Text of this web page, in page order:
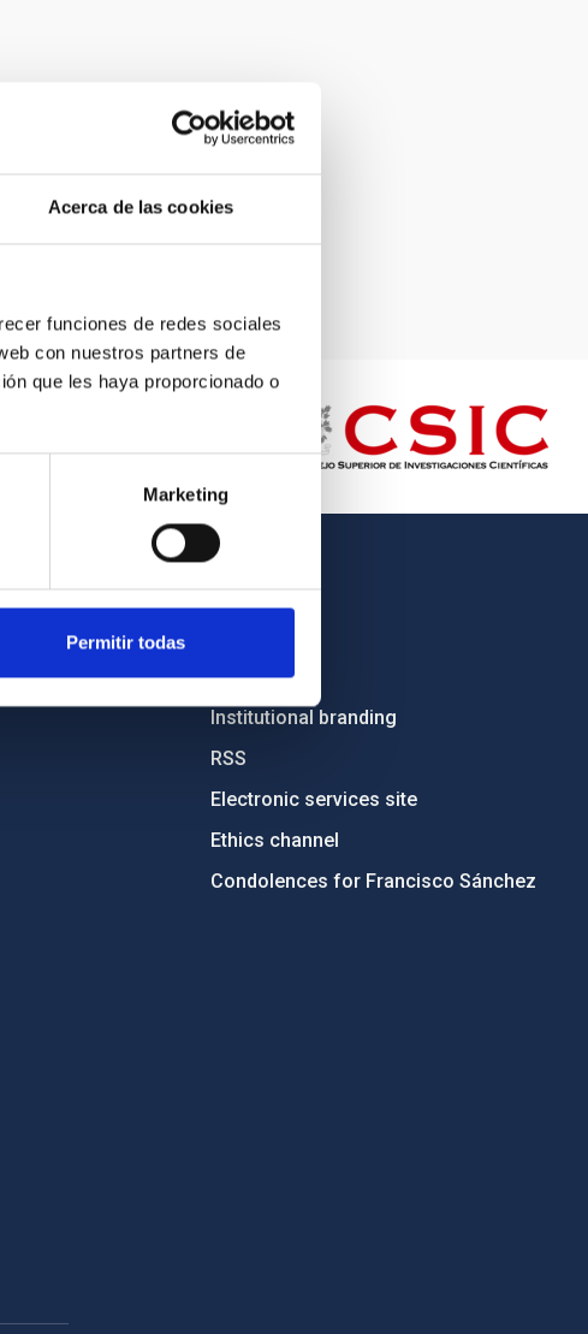
Acerca de las cookies
funciones de redes sociales
con nuestros partners de
que les haya proporcionado o
Marketing
Permitir todas
OTHER LINKS
Tenders
Institutional branding
RSS
Electronic services site
Ethics channel
Condolences for Francisco Sánchez